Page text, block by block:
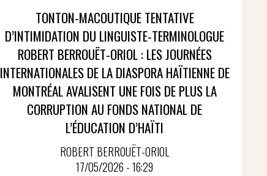
TONTON-MACOUTIQUE TENTATIVE
D’INTIMIDATION DU LINGUISTE-TERMINOLOGUE
ROBERT BERROUËT-ORIOL : LES JOURNÉES
INTERNATIONALES DE LA DIASPORA HAÏTIENNE DE
MONTRÉAL AVALISENT UNE FOIS DE PLUS LA
CORRUPTION AU FONDS NATIONAL DE
L’ÉDUCATION D’HAÏTI
ROBERT BERROUËT-ORIOL
17/05/2026 - 16:29